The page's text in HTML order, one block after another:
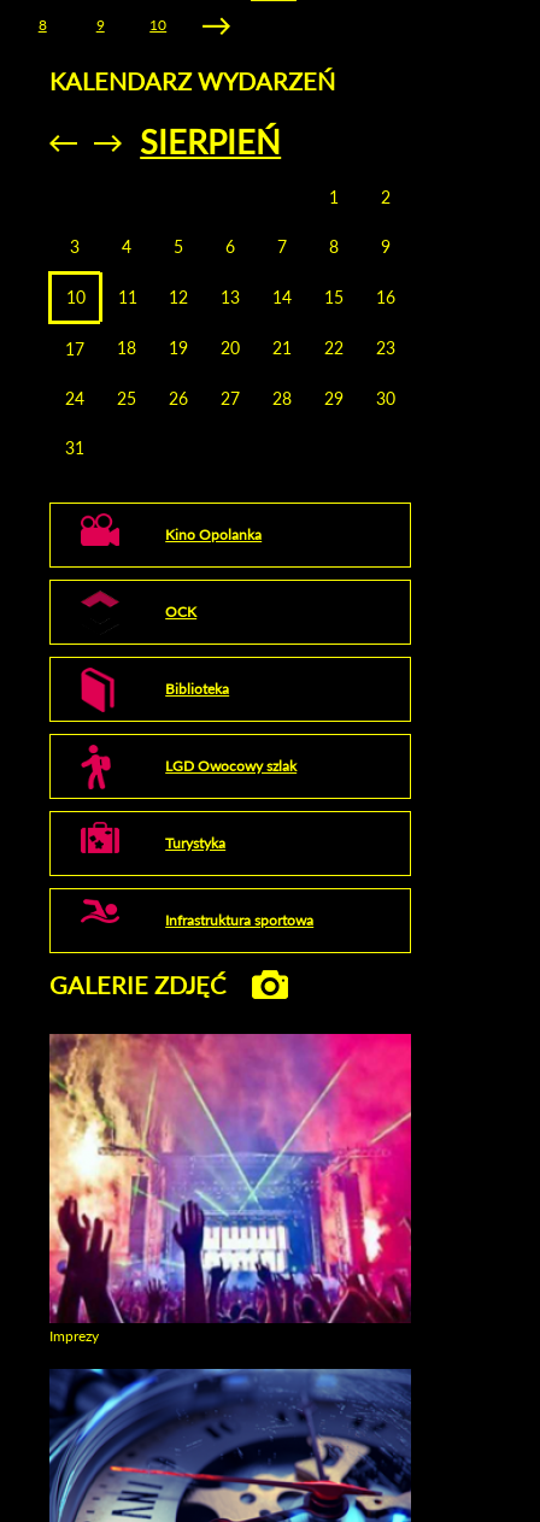
8 9 10
KALENDARZ WYDARZEŃ
Przejdź do
poprzedniego
Przejdź do
poprzedniego
SIERPIEŃ
1 2
3 4 5 6 7 8 9
10 11 12 13 14 15 16
17 18 19 20 21 22 23
24 25 26 27 28 29 30
31
Kino Opolanka
OCK
Biblioteka
LGD Owocowy szlak
Turystyka
Infrastruktura sportowa
GALERIE ZDJĘĆ
Imprezy